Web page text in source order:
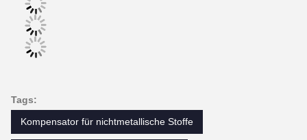
Tags:
Kompensator für nichtmetallische Stoffe